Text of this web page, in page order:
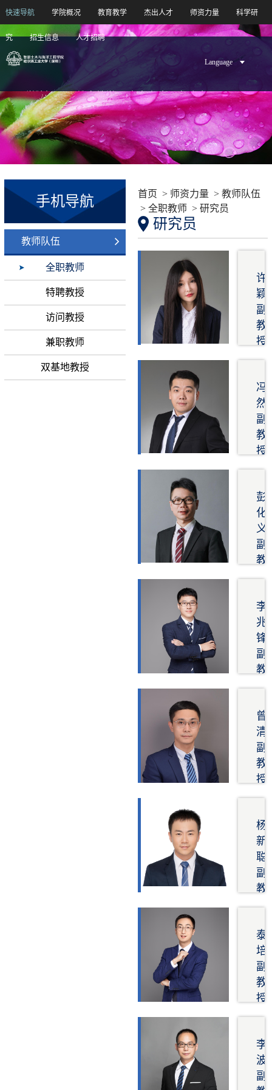
快速导航 学院概况 教育教学 杰出人才 师资力量 科学研
究 招生信息 人才招聘
Language
学院概况 教育教学 杰出人才 师资力量
科学研究 招生信息 人才招聘
手机导航
教师队伍
全职教师
特聘教授
访问教授
兼职教师
双基地教授
首页 > 师资力量 > 教师队伍
> 全职教师 > 研究员
研究员
许
颖
副
教
授
与
环
境
工
程
研
究
方
向
在
土
工
程
中
的
应
用
木
工
程
结
构
监
测
光
纤
传
新
型
结
构
和
料
结
构
冯
然
副
教
授
与
环
境
工
程
研
究
方
向
冷
弯
钢
构
高
强
钢
结
构
锈
钢
结
构
铝
结
构
薄
壁
结
管
混
凝
土
彭
化
义
副
教
授
究
方
向
风
洞
风
机
气
动
特
性
计
风
工
程
李
兆
锋
副
教
授
究
方
向
智
慧
地
基
处
理
微
观
力
颗
粒
流
物
理
曾
清
副
教
授
方
向
车
桥
耦
结
构
有
限
元
构
动
力
杨
新
聪
副
教
授
究
方
向
泰
培
副
教
授
方
向
软
土
李
波
副